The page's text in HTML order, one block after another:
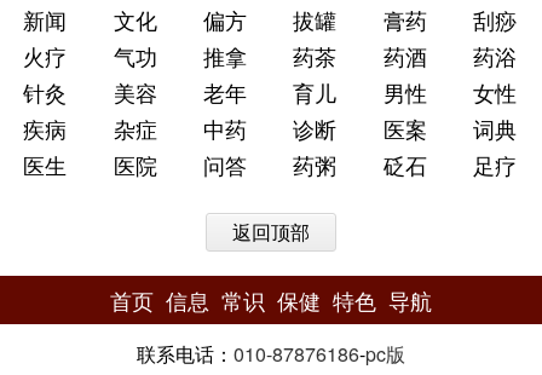
新闻
文化 偏方 拔罐 膏药
刮痧
火疗
气功 推拿 药茶 药酒
药浴
针灸
美容 老年 育儿 男性
女性
疾病
杂症 中药 诊断 医案
词典
医生
医院 问答 药粥 砭石 足疗
返回顶部
首页 信息 常识 保健 特色 导航
联系电话： 010-87876186-pc版